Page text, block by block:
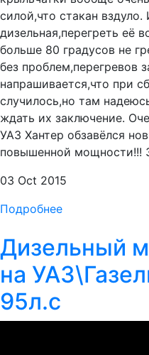
силой,что стакан
дизельная,перегреть её
больше 80 градусов не
без проблем,перегревов
напрашивается,что при
случилось,но там
ждать их заключение.
УАЗ Хантер обзавёлся
повышенной мощности!!!
03 Oct 2015
Подробнее
Дизельный
на
95л.с